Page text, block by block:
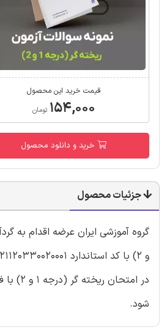
قیمت خرید این محصول
۱۵۴,۰۰۰ تومان
خرید و دانلود محصول
جزئیات محصول
شود.